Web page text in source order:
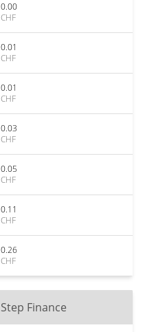
0.00
CHF
0.01
CHF
0.01
CHF
0.03
CHF
0.05
CHF
0.11
CHF
0.26
CHF
Step Finance